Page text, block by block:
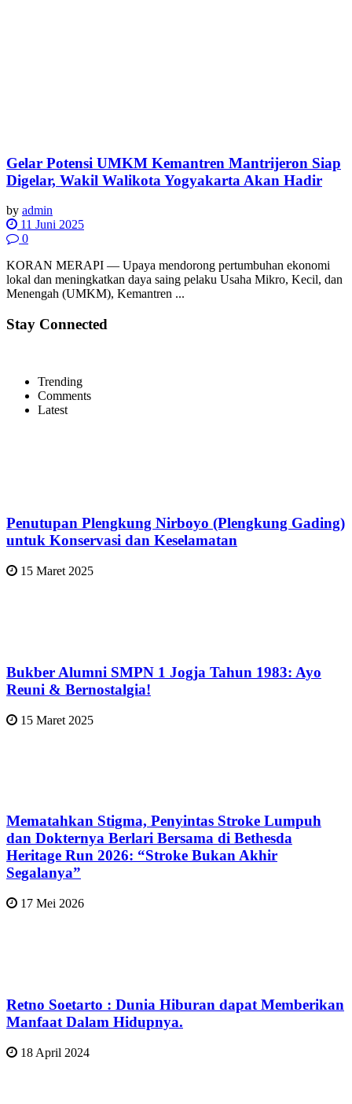
Gelar Potensi UMKM Kemantren Mantrijeron Siap
Digelar, Wakil Walikota Yogyakarta Akan Hadir
by admin
11 Juni 2025
0
KORAN MERAPI — Upaya mendorong pertumbuhan ekonomi
lokal dan meningkatkan daya saing pelaku Usaha Mikro, Kecil, dan
Menengah (UMKM), Kemantren ...
Stay Connected
Trending
Comments
Latest
Penutupan Plengkung Nirboyo (Plengkung Gading)
untuk Konservasi dan Keselamatan
15 Maret 2025
Bukber Alumni SMPN 1 Jogja Tahun 1983: Ayo
Reuni & Bernostalgia!
15 Maret 2025
Mematahkan Stigma, Penyintas Stroke Lumpuh
dan Dokternya Berlari Bersama di Bethesda
Heritage Run 2026: “Stroke Bukan Akhir
Segalanya”
17 Mei 2026
Retno Soetarto : Dunia Hiburan dapat Memberikan
Manfaat Dalam Hidupnya.
18 April 2024